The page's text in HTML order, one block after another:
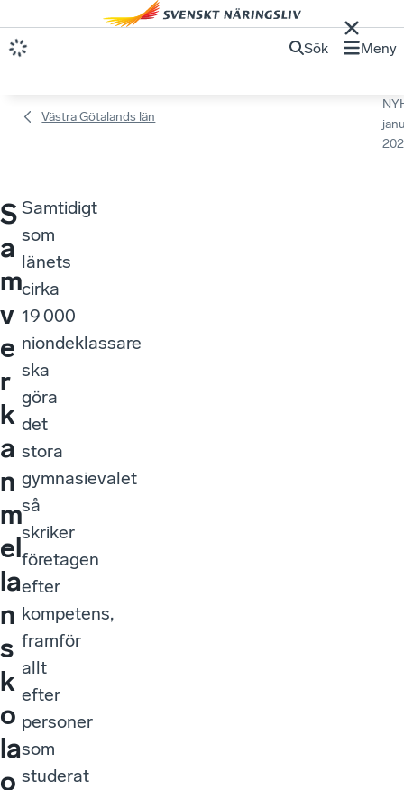
Sök Meny
Västra Götalands län
S
a
m
v
e
r
k
a
n
m
el
la
n
s
k
o
la
o
Samtidigt
som
länets
cirka
19 000
niondeklassare
ska
göra
det
stora
gymnasievalet
så
skriker
företagen
efter
kompetens,
framför
allt
efter
personer
som
studerat